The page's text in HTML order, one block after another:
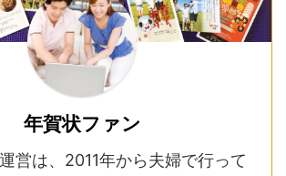
年賀状ファン
営は、2011年から夫婦で行って